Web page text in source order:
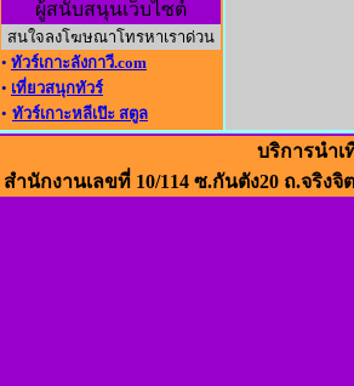
ผู้สนับสนุนเว็บไซต์
สนใจลงโฆษณาโทรหาเราด่วน
• ทัวร์เกาะลังกาวี.com
• เที่ยวสนุกทัวร์
• ทัวร์เกาะหลีเป๊ะ สตูล
บริการนำเ
สำนักงานเลขที่ 10/114 ซ.กันตัง20 ถ.จริงจิ